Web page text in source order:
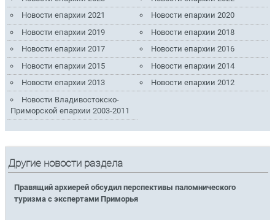
Новости епархии 2021
Новости епархии 2020
Новости епархии 2019
Новости епархии 2018
Новости епархии 2017
Новости епархии 2016
Новости епархии 2015
Новости епархии 2014
Новости епархии 2013
Новости епархии 2012
Новости Владивостокско-
Приморской епархии 2003-2011
Другие новости раздела
Правящий архиерей обсудил перспективы паломнического
туризма с экспертами Приморья